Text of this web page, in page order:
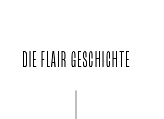
DIE FLAIR GESCHICHTE